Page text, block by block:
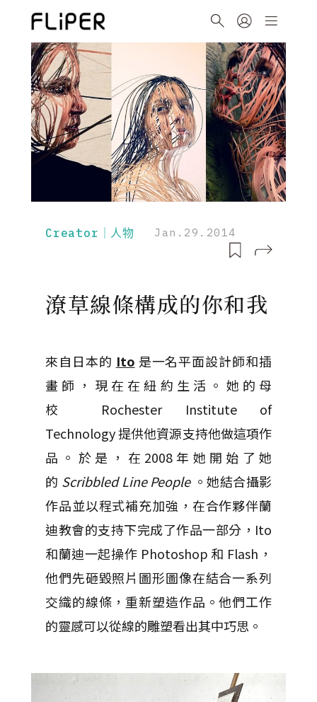
Creator｜人物 Jan.29.2014
潦草線條構成的你和我
來自日本的 Ito 是一名平面設計師和插
畫師，現在在紐約生活。她的母
校 Rochester Institute of
Technology提供他資源支持他做這項作
品。於是，在2008年她開始了她
的 Scribbled Line People 。她結合攝影
作品並以程式補充加強，在合作夥伴蘭
迪教會的支持下完成了作品一部分，Ito
和蘭迪一起操作 Photoshop 和 Flash，
他們先砸毀照片圖形圖像在結合一系列
交織的線條，重新塑造作品。他們工作
的靈感可以從線的雕塑看出其中巧思。